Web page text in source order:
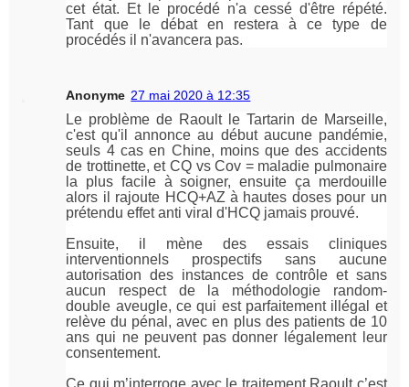
cet état. Et le procédé n'a cessé d'être répété.
Tant que le débat en restera à ce type de
procédés il n'avancera pas.
Anonyme 27 mai 2020 à 12:35
Le problème de Raoult le Tartarin de Marseille,
c'est qu'il annonce au début aucune pandémie,
seuls 4 cas en Chine, moins que des accidents
de trottinette, et CQ vs Cov = maladie pulmonaire
la plus facile à soigner, ensuite ça merdouille
alors il rajoute HCQ+AZ à hautes doses pour un
prétendu effet anti viral d'HCQ jamais prouvé.
Ensuite, il mène des essais cliniques
interventionnels prospectifs sans aucune
autorisation des instances de contrôle et sans
aucun respect de la méthodologie random-
double aveugle, ce qui est parfaitement illégal et
relève du pénal, avec en plus des patients de 10
ans qui ne peuvent pas donner légalement leur
consentement.
Ce qui m’interroge avec le traitement Raoult c’est